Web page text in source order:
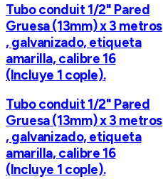
Tubo conduit 1/2" Pared
Gruesa (13mm) x 3 metros
, galvanizado, etiqueta
amarilla, calibre 16
(Incluye 1 cople).
Tubo conduit 1/2" Pared
Gruesa (13mm) x 3 metros
, galvanizado, etiqueta
amarilla, calibre 16
(Incluye 1 cople).